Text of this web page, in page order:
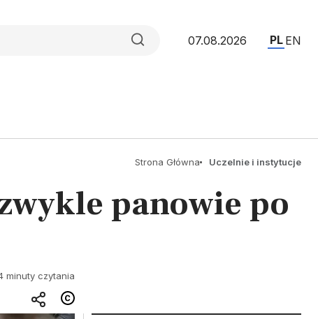
07.08.2026 PL EN
Strona Główna Uczelnie i instytucje
panowie po
minuty czytania